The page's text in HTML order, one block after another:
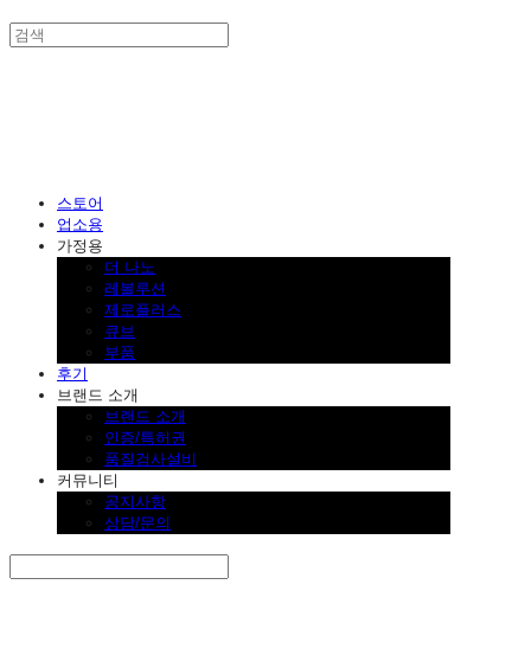
스토어
업소용
가정용
더 나노
레볼루션
제로플러스
큐브
부품
후기
브랜드 소개
브랜드 소개
인증/특허권
품질검사설비
커뮤니티
공지사항
상담/문의